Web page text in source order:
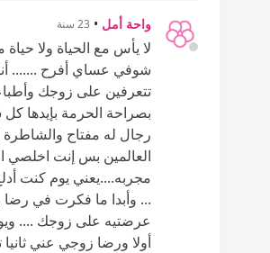
واحة أمل • 23 سنة
لا يأس مع الحياة ولا
شوفي عساي أفرح .......
تتعرفين على زوجك
بصراحة الحرمة بإيدها
رجال له مفتاح والشاطرة
العالمين بس إنت اخلصي
مجربه....يعني يوم كنت
... وأبدا ما فكرت في
عرضتيه على زوجك ....
أولا ورضا زوجي عني